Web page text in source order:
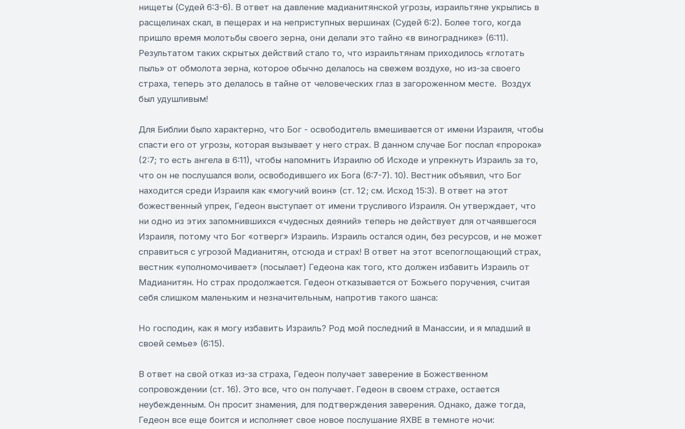
нищеты (Судей 6:3-6). В ответ на давление мадианитянской угрозы, израильтяне укрылись в
расщелинах скал, в пещерах и на неприступных вершинах (Судей 6:2). Более того, когда
пришло время молотьбы своего зерна, они делали это тайно «в винограднике» (6:11).
Результатом таких скрытых действий стало то, что израильтянам приходилось «глотать
пыль» от обмолота зерна, которое обычно делалось на свежем воздухе, но из-за своего
страха, теперь это делалось в тайне от человеческих глаз в загороженном месте. Воздух
был удушливым!
Для Библии было характерно, что Бог - освободитель вмешивается от имени Израиля, чтобы
спасти его от угрозы, которая вызывает у него страх. В данном случае Бог послал «пророка»
(2:7; то есть ангела в 6:11), чтобы напомнить Израилю об Исходе и упрекнуть Израиль за то,
что он не послушался воли, освободившего их Бога (6:7-7). 10). Вестник объявил, что Бог
находится среди Израиля как «могучий воин» (ст. 12; см. Исход 15:3). В ответ на этот
божественный упрек, Гедеон выступает от имени трусливого Израиля. Он утверждает, что
ни одно из этих запомнившихся «чудесных деяний» теперь не действует для отчаявшегося
Израиля, потому что Бог «отверг» Израиль. Израиль остался один, без ресурсов, и не может
справиться с угрозой Мадианитян, отсюда и страх! В ответ на этот всепоглощающий страх,
вестник «уполномочивает» (посылает) Гедеона как того, кто должен избавить Израиль от
Мадианитян. Но страх продолжается. Гедеон отказывается от Божьего поручения, считая
себя слишком маленьким и незначительным, напротив такого шанса:
Но господин, как я могу избавить Израиль? Род мой последний в Манассии, и я младший в
своей семье» (6:15).
В ответ на свой отказ из-за страха, Гедеон получает заверение в Божественном
сопровождении (ст. 16). Это все, что он получает. Гедеон в своем страхе, остается
неубежденным. Он просит знамения, для подтверждения заверения. Однако, даже тогда,
Гедеон все еще боится и исполняет свое новое послушание ЯХВЕ в темноте ночи: